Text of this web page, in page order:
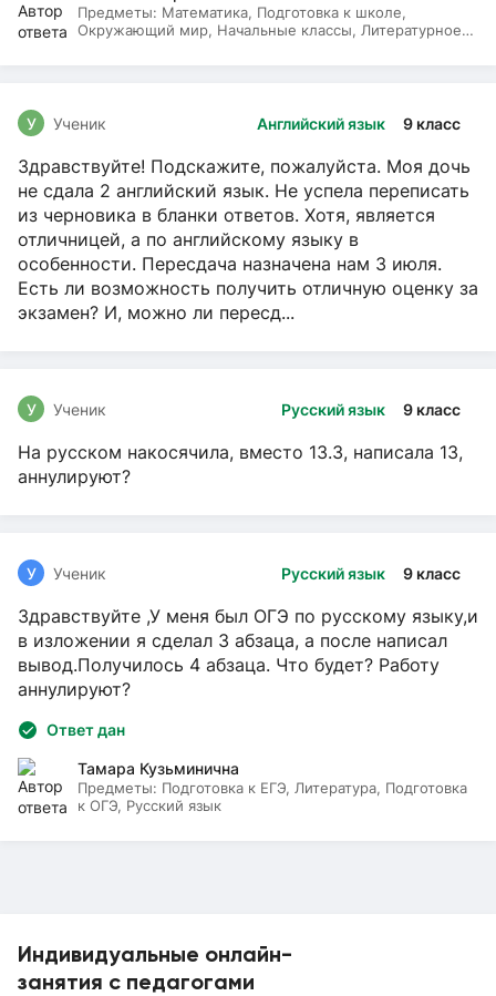
Индивидуальные онлайн-
занятия с педагогами
Предметы: Математика, Подготовка к школе,
Окружающий мир, Начальные классы, Литературное
Английский язык 9 класс
У Ученик
Здравствуйте! Подскажите, пожалуйста. Моя дочь
не сдала 2 английский язык. Не успела переписать
из черновика в бланки ответов. Хотя, является
отличницей, а по английскому языку в
особенности. Пересдача назначена нам 3 июля.
Есть ли возможность получить отличную оценку за
экзамен? И, можно ли пересд...
Русский язык 9 класс
У Ученик
На русском накосячила, вместо 13.3, написала 13,
аннулируют?
Русский язык 9 класс
У Ученик
Здравствуйте ,У меня был ОГЭ по русскому языку,и
в изложении я сделал 3 абзаца, а после написал
вывод.Получилось 4 абзаца. Что будет? Работу
аннулируют?
Ответ дан
Тамара Кузьминична
Предметы: Подготовка к ЕГЭ, Литература, Подготовка
к ОГЭ, Русский язык